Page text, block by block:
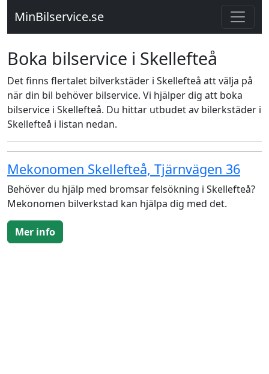
MinBilservice.se
Boka bilservice i Skellefteå
Det finns flertalet bilverkstäder i Skellefteå att välja på
när din bil behöver bilservice. Vi hjälper dig att boka
bilservice i Skellefteå. Du hittar utbudet av bilerkstäder i
Skellefteå i listan nedan.
Mekonomen Skellefteå, Tjärnvägen 36
Behöver du hjälp med bromsar felsökning i Skellefteå?
Mekonomen bilverkstad kan hjälpa dig med det.
Mer info